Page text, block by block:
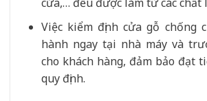
Việc kiểm định cửa gỗ chống
hành ngay tại nhà máy và
cho khách hàng, đảm bảo đạt
quy định.